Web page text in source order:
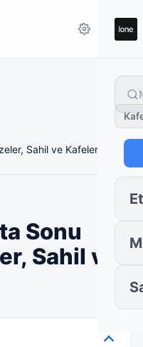
Sahil ve Kafeler
Sonu
Sahil ve